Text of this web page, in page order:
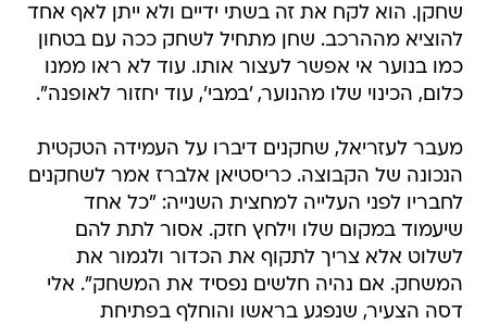
שחקן. הוא לקח את זה בשתי ידיים ולא ייתן לאף אחד
להוציא מההרכב. שחן מתחיל לשחק ככה עם בטחון
כמו בנוער אי אפשר לעצור אותו. עוד לא ראו ממנו
כלום, הכינוי שלו מהנוער, 'במבי', עוד יחזור לאופנה".
מעבר לעזריאל, שחקנים דיברו על העמידה הטקטית
הנכונה של הקבוצה. כריסטיאן אלברז אמר לשחקנים
לחבריו לפני העלייה למחצית השנייה: "כל אחד
שיעמוד במקום שלו וילחץ חזק. אסור לתת להם
לשלוט אלא צריך לתקוף את הכדור ולגמור את
המשחק. אם נהיה חלשים נפסיד את המשחק". אלי
דסה הצעיר, שנפגע בראשו והוחלף בפתיחת